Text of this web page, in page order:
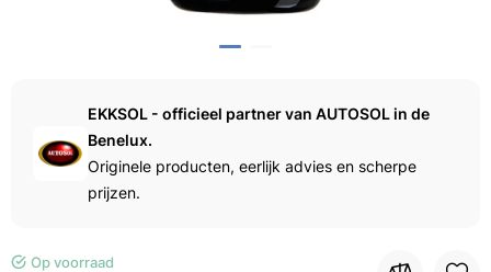
EKKSOL - officieel partner van AUTOSOL in de
Benelux.
Originele producten, eerlijk advies en scherpe
prijzen.
Op voorraad